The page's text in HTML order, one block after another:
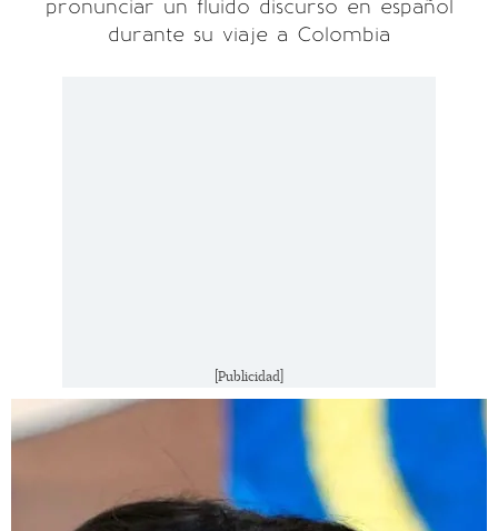
pronunciar un fluido discurso en español
durante su viaje a Colombia
[Publicidad]